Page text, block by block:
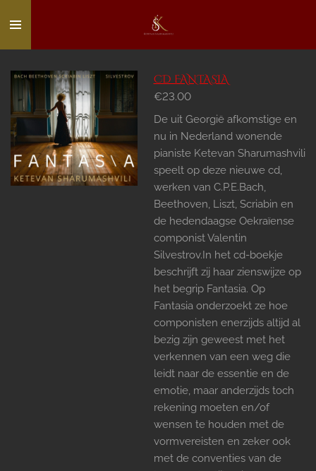
to
main
CD FANTASIA
€23.00
De uit Georgië afkomstige en
nu in Nederland wonende
pianiste Ketevan Sharumashvili
speelt op deze nieuwe cd,
werken van C.P.E.Bach,
Beethoven, Liszt, Scriabin en
de hedendaagse Oekraïense
componist Valentin
Silvestrov.In het cd-boekje
beschrijft zij haar zienswijze op
het begrip Fantasia. Op
Fantasia onderzoekt ze hoe
componisten enerzijds altijd al
bezig zijn geweest met het
verkennen van een weg die
leidt naar de essentie en de
emotie, maar anderzijds toch
rekening moeten en/of
wensen te houden met de
vormvereisten en zeker ook
met de conventies van de